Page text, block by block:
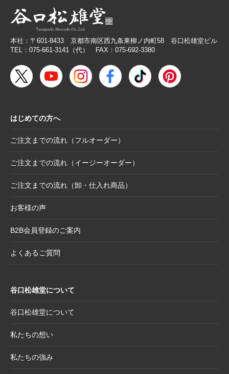
2026.2.26
【無料提供】売場づくりを応援！訴求力を高
める専用POP
2026.2.19 【色紙】価格改定のお願い
2025.10.28
【新商品案内】色エンピツ作家 かわばたあき
こが描く、ワンダーランドへと誘うアートグ
ッズ〈メモボックス〉と〈ミニアートボック
2025.10.16
日付誤植に関するお詫びと交換対応のお知ら
2025.8.28 【和綴じノート】新柄発表
2025.8.21
2025.8.19
【新商品案内】躍進を呼び込む縁起物─2026
ダー受付開始
2025.6.11
【新商品】「日本画の巨匠たち」新作5アイテ
本社：〒601-8433 京都市南区西九条東柳ノ内町58 谷口松雄堂ビル
TEL：075-661-3141（代） FAX：075-692-3380
はじめての方へ
ご注文までの流れ（フルオーダー）
ご注文までの流れ（イージーオーダー）
ご注文までの流れ（卸・仕入れ商品）
お客様の声
B2B会員登録のご案内
よくあるご質問
谷口松雄堂について
谷口松雄堂について
私たちの想い
私たちの強み